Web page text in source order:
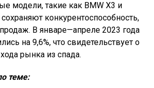
модели, такие как BMW X3 и
конкурентоспособность,
В январе—апреле 2023 года
на 9,6%, что свидетельствует о
рынка из спада.
теме: